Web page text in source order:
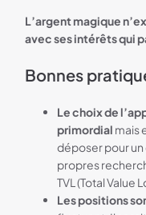
L’argent magique
avec ses intérêts qui
Bonnes
Le choix de
primordial mais
déposer pour
propres
TVL (Total Value
Les positions